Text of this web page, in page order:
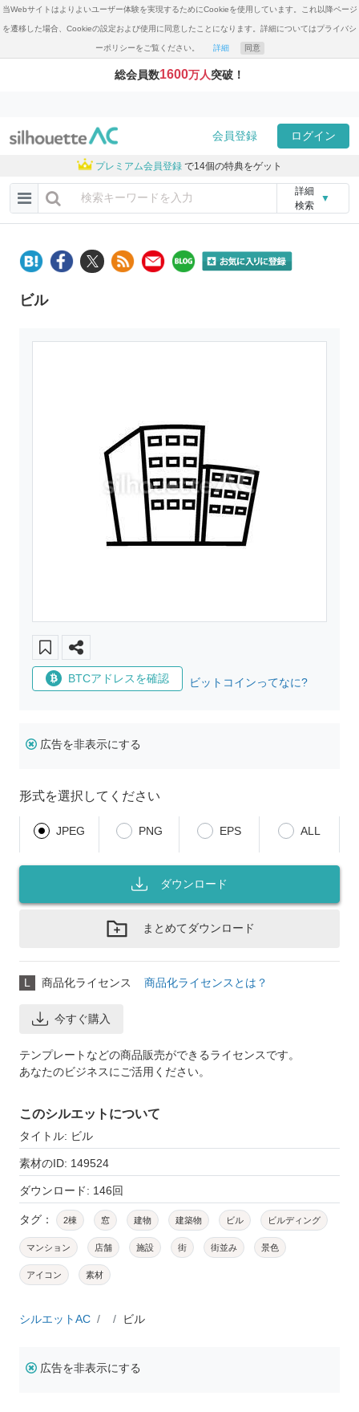
当Webサイトはよりよいユーザー体験を実現するためにCookieを使用しています。これ以降ページ
を遷移した場合、Cookieの設定および使用に同意したことになります。詳細についてはプライバシ
ーポリシーをご覧ください。 詳細 同意
総会員数1600万人突破！
会員登録 ログイン
プレミアム会員登録 で14個の特典をゲット
詳細
検索
▼
ビル
BTCアドレスを確認 ビットコインってなに?
広告を非表示にする
形式を選択してください
JPEG PNG EPS ALL
ダウンロード
まとめてダウンロード
L 商品化ライセンス 商品化ライセンスとは？
今すぐ購入
テンプレートなどの商品販売ができるライセンスです。
あなたのビジネスにご活用ください。
このシルエットについて
タイトル: ビル
素材のID: 149524
ダウンロード: 146回
タグ： 2棟 窓 建物 建築物 ビル ビルディング
マンション 店舗 施設 街 街並み 景色
アイコン 素材
シルエットAC ビル
広告を非表示にする